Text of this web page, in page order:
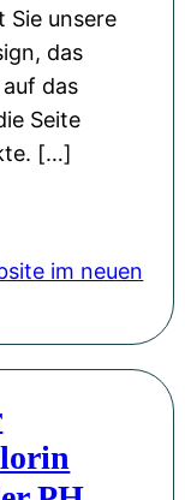
unsere
das
das
Seite
[…]